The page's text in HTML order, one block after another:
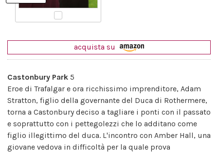
acquista su
Castonbury Park 5
Eroe di Trafalgar e ora ricchissimo imprenditore, Adam
Stratton, figlio della governante del Duca di Rothermere,
torna a Castonbury deciso a tagliare i ponti con il passato
e soprattutto con i pettegolezzi che lo additano come
figlio illegittimo del duca. L'incontro con Amber Hall, una
giovane vedova in difficoltà per la quale prova